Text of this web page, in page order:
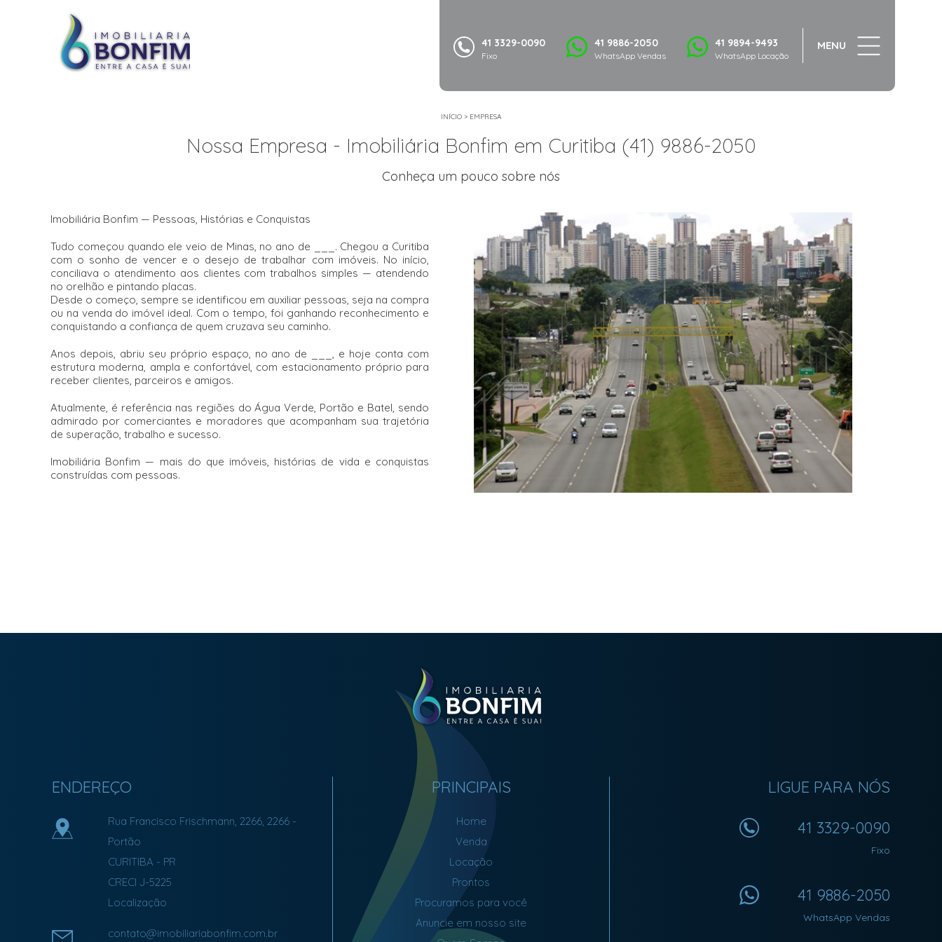
41 3329-0090
Fixo
41 9886-2050
WhatsApp Vendas
41 9894-9493
WhatsApp Locação
MENU
INÍCIO > EMPRESA
Nossa Empresa - Imobiliária Bonfim em Curitiba (41) 9886-2050
Conheça um pouco sobre nós
Imobiliária Bonfim — Pessoas, Histórias e Conquistas
Tudo começou quando ele veio de Minas, no ano de ___. Chegou a Curitiba
com o sonho de vencer e o desejo de trabalhar com imóveis. No início,
conciliava o atendimento aos clientes com trabalhos simples — atendendo
no orelhão e pintando placas.
Desde o começo, sempre se identificou em auxiliar pessoas, seja na compra
ou na venda do imóvel ideal. Com o tempo, foi ganhando reconhecimento e
conquistando a confiança de quem cruzava seu caminho.
Anos depois, abriu seu próprio espaço, no ano de ___, e hoje conta com
estrutura moderna, ampla e confortável, com estacionamento próprio para
receber clientes, parceiros e amigos.
Atualmente, é referência nas regiões do Água Verde, Portão e Batel, sendo
admirado por comerciantes e moradores que acompanham sua trajetória
de superação, trabalho e sucesso.
Imobiliária Bonfim — mais do que imóveis, histórias de vida e conquistas
construídas com pessoas.
ENDEREÇO
Rua Francisco Frischmann, 2266, 2266 -
Portão
CURITIBA - PR
CRECI J-5225
Localização
contato@imobiliariabonfim.com.br
PRINCIPAIS
Home
Venda
Locação
Prontos
Procuramos para você
Anuncie em nosso site
LIGUE PARA NÓS
41 3329-0090
Fixo
41 9886-2050
WhatsApp Vendas